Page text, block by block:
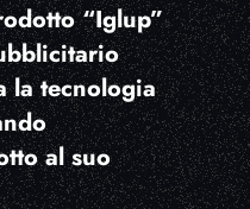
“Iglup”
la tecnologia
al suo